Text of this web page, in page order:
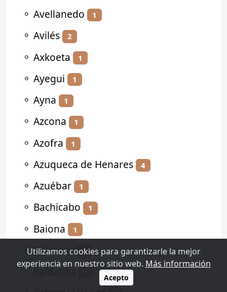
⚬ Avellanedo 1
⚬ Avilés 2
⚬ Axkoeta 1
⚬ Ayegui 1
⚬ Ayna 1
⚬ Azcona 1
⚬ Azofra 1
⚬ Azuqueca de Henares 4
⚬ Azuébar 1
⚬ Bachicabo 1
⚬ Baiona 1
⚬Balbarda 1
⚬
Utilizamos cookies para garantizarle la mejor
experiencia en nuestro sitio web. Más información
Acepto